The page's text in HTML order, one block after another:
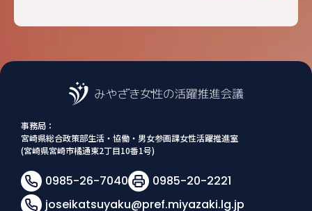
事務局：
宮崎県総合政策部生活・協働・男女参画課女性活躍推進室
(宮崎県宮崎市橘通東2丁目10番1号)
0985-26-7040
0985-20-2221
joseikatsuyaku@pref.miyazaki.lg.jp